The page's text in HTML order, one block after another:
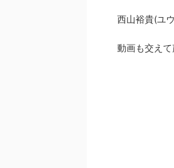
西山裕貴(ユ
動画も交えて